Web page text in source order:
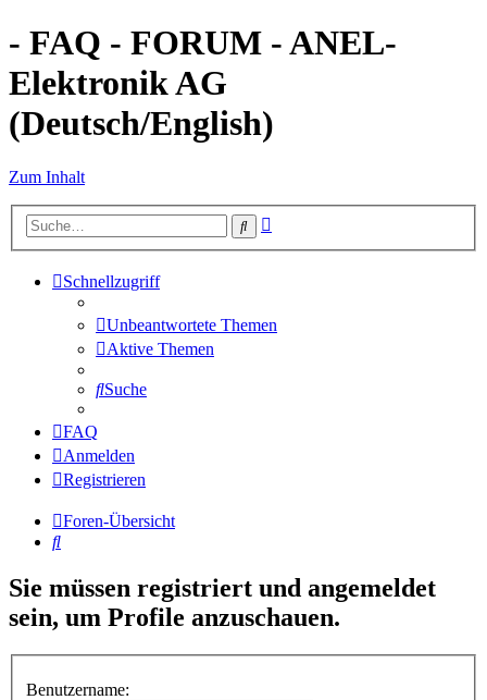
- FAQ - FORUM - ANEL-
Elektronik AG
(Deutsch/English)
Zum Inhalt
Suche
Schnellzugriff
Unbeantwortete Themen
Aktive Themen
Suche
FAQ
Anmelden
Registrieren
Foren-Übersicht
Suche
Sie müssen registriert und angemeldet
sein, um Profile anzuschauen.
Benutzername: